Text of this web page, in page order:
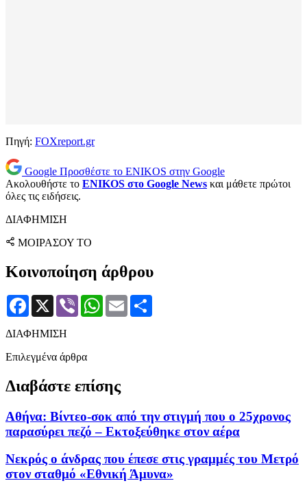
Πηγή: FOXreport.gr
Google Προσθέστε το ENIKOS στην Google
Ακολουθήστε το ENIKOS στο Google News και μάθετε πρώτοι
όλες τις ειδήσεις.
ΔΙΑΦΗΜΙΣΗ
ΜΟΙΡΑΣΟΥ ΤΟ
Κοινοποίηση άρθρου
Facebook
X Viber WhatsApp
Email
ΔΙΑΦΗΜΙΣΗ
Επιλεγμένα άρθρα
Διαβάστε επίσης
Αθήνα: Βίντεο-σοκ από την στιγμή που ο 25χρονος
παρασύρει πεζό – Εκτοξεύθηκε στον αέρα
Νεκρός ο άνδρας που έπεσε στις γραμμές του Μετρό
στον σταθμό «Εθνική Άμυνα»